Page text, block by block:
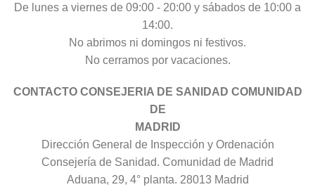
De lunes a viernes de 09:00 - 20:00 y sábados de 10:00 a
14:00.
No abrimos ni domingos ni festivos.
No cerramos por vacaciones.
CONTACTO CONSEJERIA DE SANIDAD COMUNIDAD
DE
MADRID
Dirección General de Inspección y Ordenación
Consejería de Sanidad. Comunidad de Madrid
Aduana, 29, 4° planta. 28013 Madrid